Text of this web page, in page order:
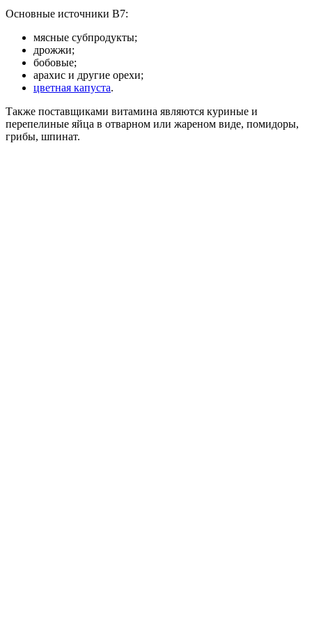
Основные источники B7:
мясные субпродукты;
дрожжи;
бобовые;
арахис и другие орехи;
цветная капуста.
Также поставщиками витамина являются куриные и
перепелиные яйца в отварном или жареном виде, помидоры,
грибы, шпинат.